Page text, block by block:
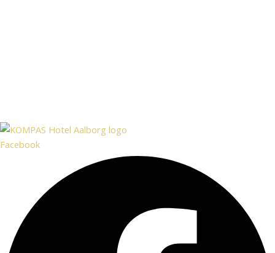
Facebook